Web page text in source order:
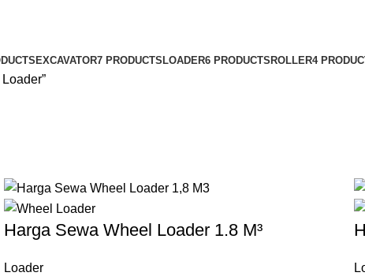
EXCAVATOR7 PRODUCTSLOADER6 PRODUCTSROLLER4
Harga Sewa Wheel Loader 1.8 M³
Loader